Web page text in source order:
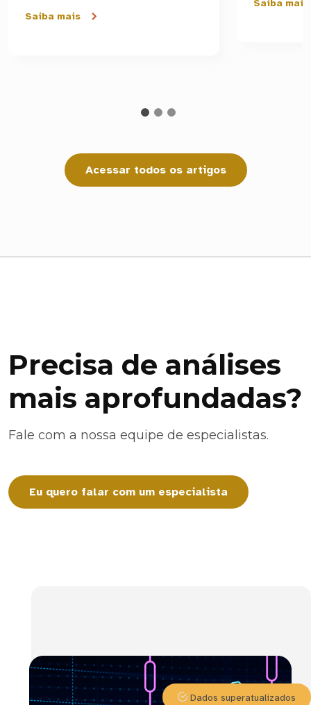
Saiba mais
Saiba mais
Acessar todos os artigos
Precisa de análises
mais aprofundadas?
Fale com a nossa equipe de especialistas.
Eu quero falar com um especialista
Dados superatualizados